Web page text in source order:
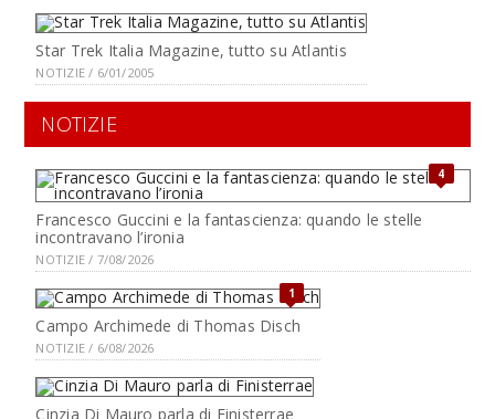
Star Trek Italia Magazine, tutto su Atlantis
NOTIZIE / 6/01/2005
NOTIZIE
4
Francesco Guccini e la fantascienza: quando le stelle
incontravano l’ironia
NOTIZIE / 7/08/2026
1
Campo Archimede di Thomas Disch
NOTIZIE / 6/08/2026
Cinzia Di Mauro parla di Finisterrae